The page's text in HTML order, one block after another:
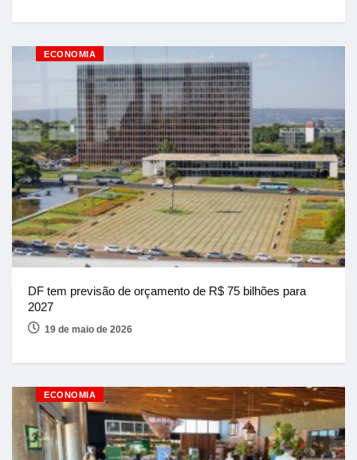
ECONOMIA
DF tem previsão de orçamento de R$ 75 bilhões para
2027
19 de maio de 2026
ECONOMIA